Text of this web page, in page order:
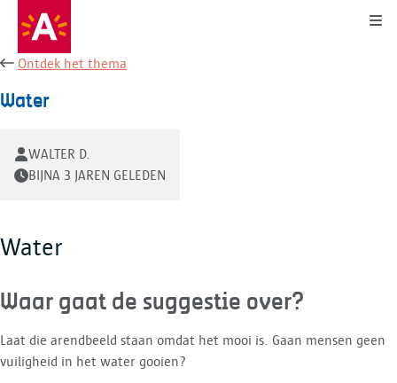
Ontdek het thema
Water
WALTER D.
BIJNA 3 JAREN GELEDEN
Water
Waar gaat de suggestie over?
Laat die arendbeeld staan omdat het mooi is. Gaan mensen geen
vuiligheid in het water gooien?